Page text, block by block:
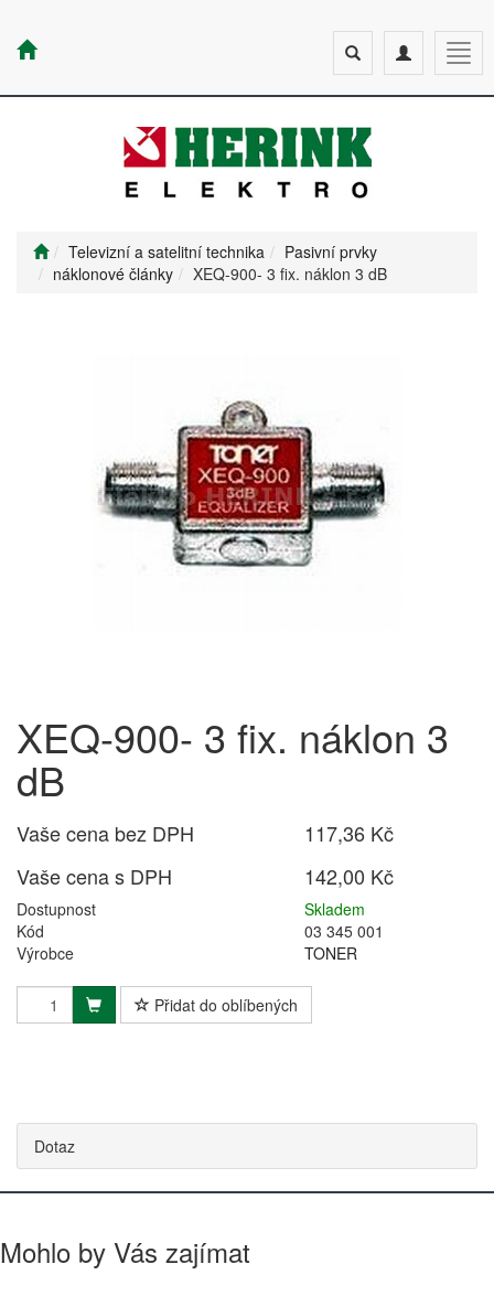
Toggle
navigation
Toggle
search
Televizní a satelitní technika
Pasivní prvky
náklonové články
XEQ-900- 3 fix. náklon 3 dB
XEQ-900- 3 fix. náklon 3
dB
Vaše cena bez DPH
117,36 Kč
Vaše cena s DPH
142,00 Kč
Dostupnost
Skladem
Kód
03 345 001
Výrobce
TONER
Přidat do oblíbených
Dotaz
Mohlo by Vás zajímat